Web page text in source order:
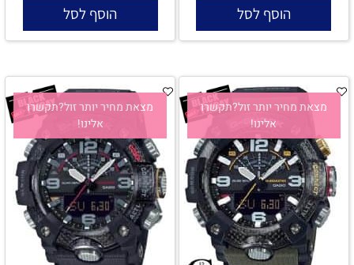
הוסף לסל הוסף לסל
מצאת מחיר יותר זול?תקשרו
אלינו!
מצאת מחיר יותר זול?תקשרו
אלינו!